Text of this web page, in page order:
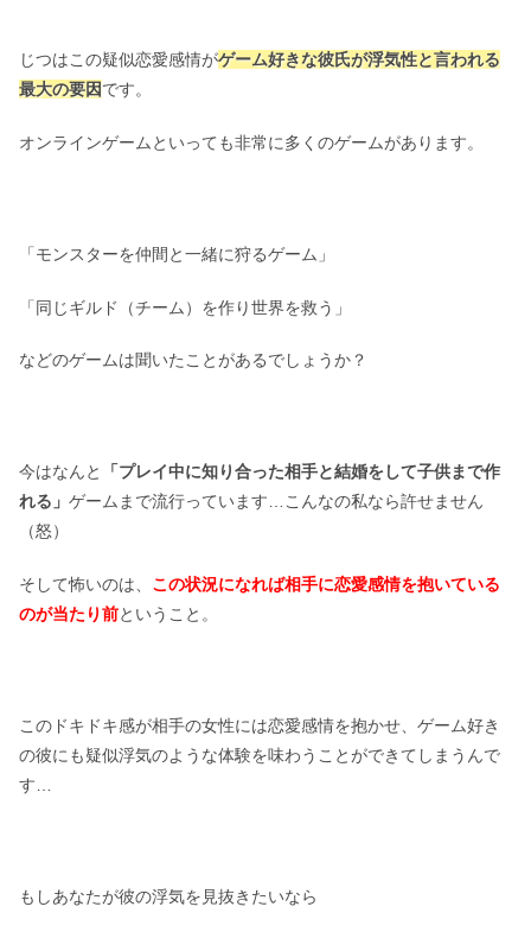
じつはこの疑似恋愛感情がゲーム好きな彼氏が浮気性と言われる
最大の要因です。
オンラインゲームといっても非常に多くのゲームがあります。
「モンスターを仲間と一緒に狩るゲーム」
「同じギルド（チーム）を作り世界を救う」
などのゲームは聞いたことがあるでしょうか？
今はなんと
「プレイ中に知り合った相手と結婚をして子供まで作
れる」 ゲームまで流行っています…こんなの私なら許せません
（怒）
そして怖いのは、 この状況になれば相手に恋愛感情を抱いている
のが当たり前ということ。
このドキドキ感が相手の女性には恋愛感情を抱かせ、ゲーム好き
の彼にも疑似浮気のような体験を味わうことができてしまうんで
す…
もしあなたが彼の浮気を見抜きたいなら